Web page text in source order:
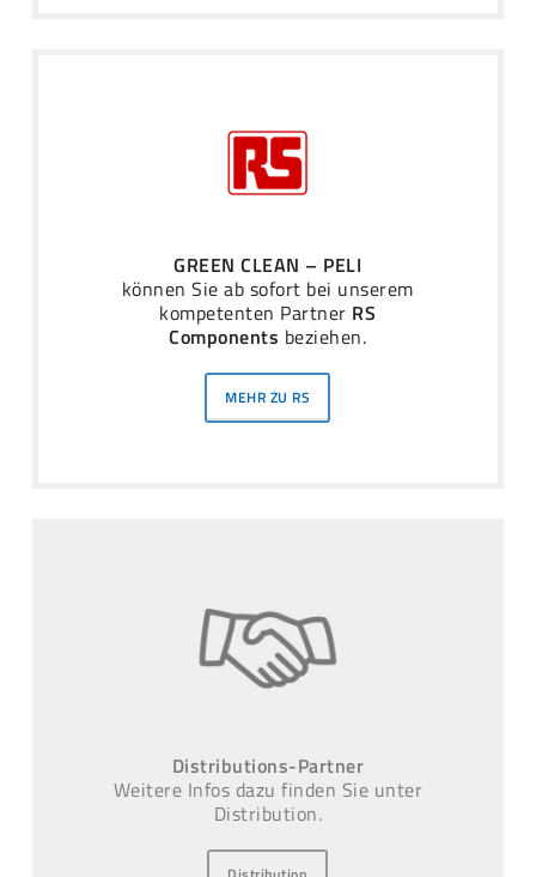
GREEN CLEAN – PELI
können Sie ab sofort bei unserem
kompetenten Partner RS
Components beziehen.
MEHR ZU RS
Distributions-Partner
Weitere Infos dazu finden Sie unter
Distribution.